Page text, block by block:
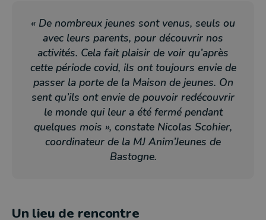
« De nombreux jeunes sont venus, seuls ou
avec leurs parents, pour découvrir nos
activités. Cela fait plaisir de voir qu’après
cette période covid, ils ont toujours envie de
passer la porte de la Maison de jeunes. On
sent qu’ils ont envie de pouvoir redécouvrir
le monde qui leur a été fermé pendant
quelques mois », constate Nicolas Scohier,
coordinateur de la MJ Anim’Jeunes de
Bastogne.
Un lieu de rencontre